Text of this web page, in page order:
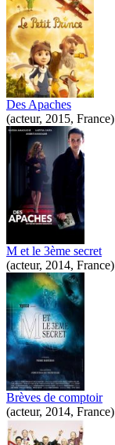
Des Apaches
(acteur, 2015, France)
M et le 3ème secret
(acteur, 2014, France)
Brèves de comptoir
(acteur, 2014, France)